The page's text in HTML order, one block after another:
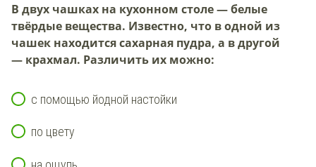
В двух чашках на кухонном столе — белые
твёрдые вещества. Известно, что в одной из
чашек находитсясахарная пудра, а в другой
— крахмал. Различить их можно:
с помощью йодной настойки
по цвету